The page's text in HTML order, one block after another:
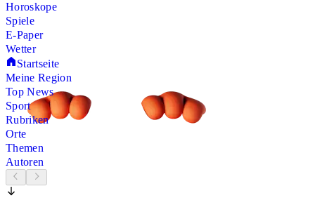
Horoskope
Spiele
E-Paper
Wetter
Startseite
Meine Region
Top News
Sport
Rubriken
Orte
Themen
Autoren